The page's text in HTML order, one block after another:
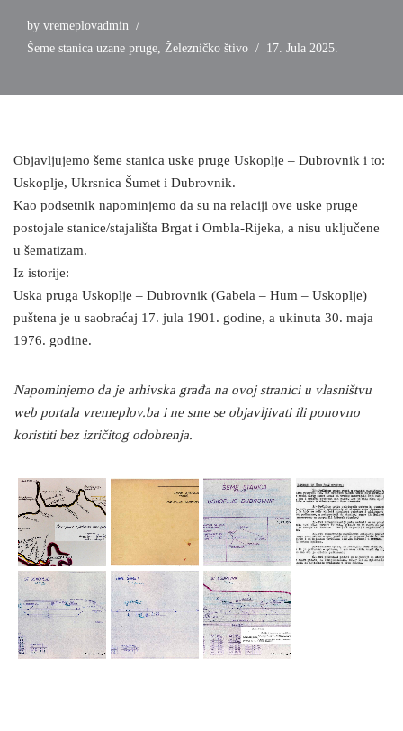
by vremeplovadmin
Šeme stanica uzane pruge Železničko štivo 17. Jula 2025.
Objavljujemo šeme stanica uske pruge Uskoplje – Dubrovnik i to:
Uskoplje, Ukrsnica Šumet i Dubrovnik.
Kao podsetnik napominjemo da su na relaciji ove uske pruge
postojale stanice/stajališta Brgat i Ombla-Rijeka, a nisu uključene
u šematizam.
Iz istorije:
Uska pruga Uskoplje – Dubrovnik (Gabela – Hum – Uskoplje)
puštena je u saobraćaj 17. jula 1901. godine, a ukinuta 30. maja
1976. godine.
Napominjemo da je arhivska građa na ovoj stranici u vlasništvu
web portala vremeplov.ba i ne sme se objavljivati ili ponovno
koristiti bez izričitog odobrenja.